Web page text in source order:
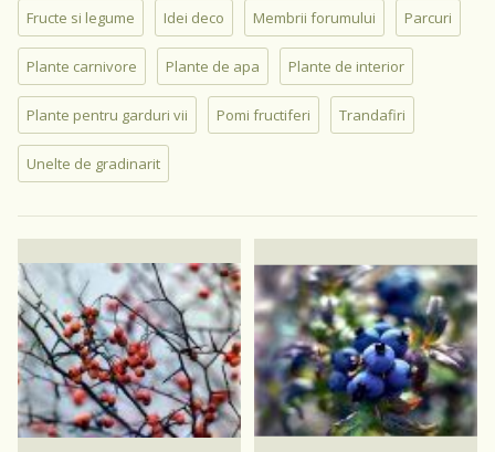
Fructe si legume Idei deco Membrii forumului Parcuri
Plante carnivore Plante de apa Plante de interior
Plante pentru garduri vii Pomi fructiferi Trandafiri
Unelte de gradinarit